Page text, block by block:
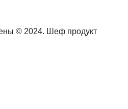
© 2024. Шеф продукт